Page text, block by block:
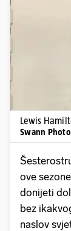
Lewis
Swann
ove
donijeti
bez
naslov